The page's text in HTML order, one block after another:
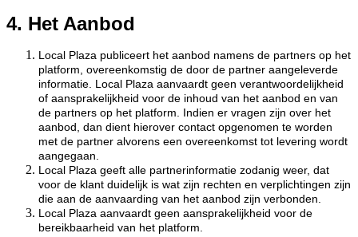
4. Het Aanbod
Local Plaza publiceert het aanbod namens de partners op het
platform, overeenkomstig de door de partner aangeleverde
informatie. Local Plaza aanvaardt geen verantwoordelijkheid
of aansprakelijkheid voor de inhoud van het aanbod en van
de partners op het platform. Indien er vragen zijn over het
aanbod, dan dient hierover contact opgenomen te worden
met de partner alvorens een overeenkomst tot levering wordt
aangegaan.
Local Plaza geeft alle partnerinformatie zodanig weer, dat
voor de klant duidelijk is wat zijn rechten en verplichtingen zijn
die aan de aanvaarding van het aanbod zijn verbonden.
Local Plaza aanvaardt geen aansprakelijkheid voor de
bereikbaarheid van het platform.